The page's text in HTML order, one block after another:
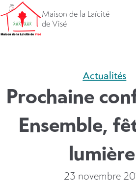
Aller
directement
vers
Maison de la Laïcité
de Visé
Actualités
Prochaine
Ensemble,
23 novembre